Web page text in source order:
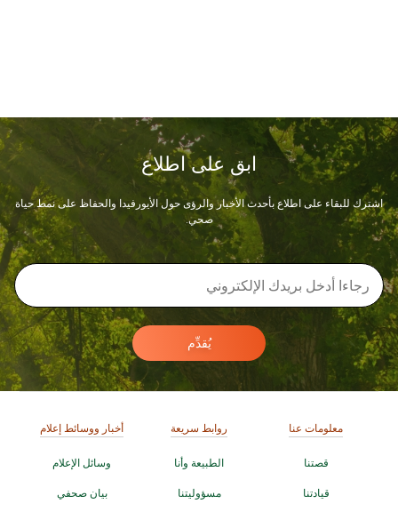
ابق على اطلاع
اشترك للبقاء على اطلاع بأحدث الأخبار والرؤى حول الأيورفيدا والحفاظ على نمط حياة
صحي.
يُقدِّم
معلومات عنا
قصتنا
قيادتنا
روابط سريعة
الطبيعة وأنا
مسؤوليتنا
أخبار ووسائط إعلام
وسائل الإعلام
بيان صحفي